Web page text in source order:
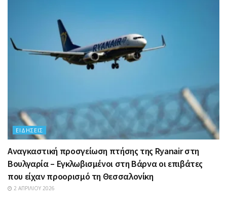
ΕΙΔΉΣΕΙΣ
Αναγκαστική προσγείωση πτήσης της Ryanair στη
Βουλγαρία – Εγκλωβισμένοι στη Βάρνα οι επιβάτες
που είχαν προορισμό τη Θεσσαλονίκη
2 ΑΠΡΙΛΊΟΥ 2026